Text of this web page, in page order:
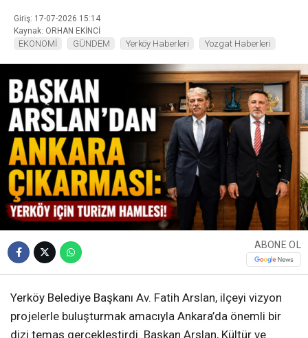
Giriş: 17-07-2026 15:14
Kaynak: ORHAN EKİNCİ
EKONOMİ GÜNDEM Yerköy Haberleri Yozgat Haberleri
ABONE OL
Yerköy Belediye Başkanı Av. Fatih Arslan, ilçeyi vizyon
projelerle buluşturmak amacıyla Ankara’da önemli bir
dizi temas gerçekleştirdi. Başkan Arslan, Kültür ve